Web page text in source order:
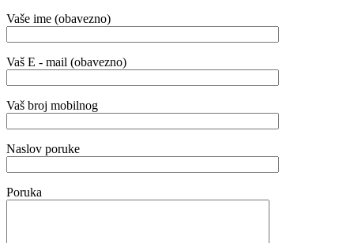
Vaše ime (obavezno)
Vaš E - mail (obavezno)
Vaš broj mobilnog
Naslov poruke
Poruka